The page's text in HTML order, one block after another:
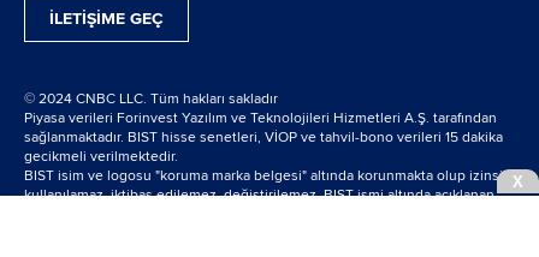
İLETİŞİME GEÇ
© 2024 CNBC LLC. Tüm hakları sakladır
Piyasa verileri Forinvest Yazılım ve Teknolojileri Hizmetleri A.Ş. tarafından
sağlanmaktadır. BIST hisse senetleri, VİOP ve tahvil-bono verileri 15 dakika
gecikmeli verilmektedir.
BIST isim ve logosu "koruma marka belgesi" altında korunmakta olup izinsiz
kullanılamaz, iktibas edilemez, değiştirilemez. BIST ismi altında açıklanan
X